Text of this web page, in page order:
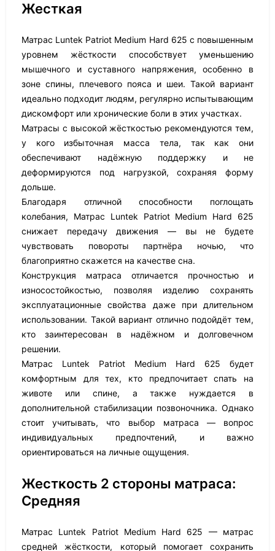
Жесткая
Матрас Luntek Patriot Medium Hard 625 с повышенным
уровнем жёсткости способствует уменьшению
мышечного и суставного напряжения, особенно в
зоне спины, плечевого пояса и шеи. Такой вариант
идеально подходит людям, регулярно испытывающим
дискомфорт или хронические боли в этих участках.
Матрасы с высокой жёсткостью рекомендуются тем,
у кого избыточная масса тела, так как они
обеспечивают надёжную поддержку и не
деформируются под нагрузкой, сохраняя форму
дольше.
Благодаря отличной способности поглощать
колебания, Матрас Luntek Patriot Medium Hard 625
снижает передачу движения — вы не будете
чувствовать повороты партнёра ночью, что
благоприятно скажется на качестве сна.
Конструкция матраса отличается прочностью и
износостойкостью, позволяя изделию сохранять
эксплуатационные свойства даже при длительном
использовании. Такой вариант отлично подойдёт тем,
кто заинтересован в надёжном и долговечном
решении.
Матрас Luntek Patriot Medium Hard 625 будет
комфортным для тех, кто предпочитает спать на
животе или спине, а также нуждается в
дополнительной стабилизации позвоночника. Однако
стоит учитывать, что выбор матраса — вопрос
индивидуальных предпочтений, и важно
ориентироваться на личные ощущения.
Жесткость 2 стороны матраса:
Средняя
Матрас Luntek Patriot Medium Hard 625 — матрас
средней жёсткости, который помогает сохранить